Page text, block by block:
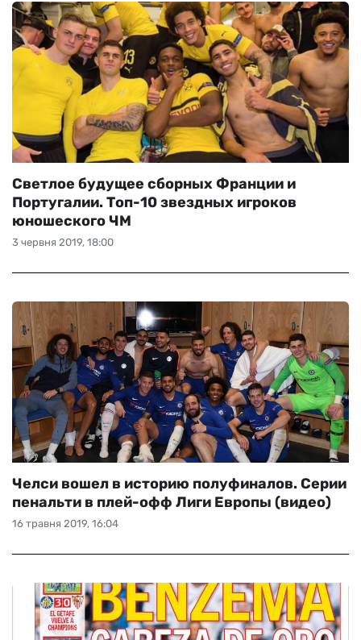
3 червня 2019, 18:00
Светлое будущее сборных Франции и
Португалии. Топ-10 звездных игроков
юношеского ЧМ
16 травня 2019, 16:04
Челси вошел в историю полуфиналов. Серии
пенальти в плей-офф Лиги Европы (видео)